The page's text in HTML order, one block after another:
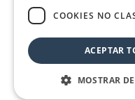
COOKIES NO
ACEPTAR
MOSTRAR